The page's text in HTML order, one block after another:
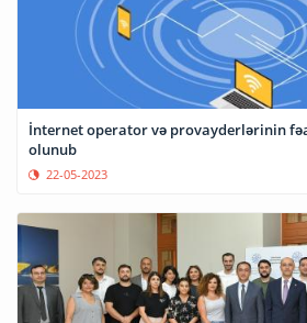
İnternet operator və provayderlərinin
olunub
22-05-2023